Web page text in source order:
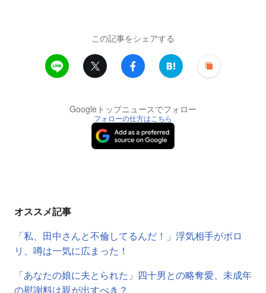
この記事をシェアする
Googleトップニュースでフォロー
フォローの仕方はこちら
オススメ記事
「私、田中さんと不倫してるんだ！」浮気相手がポロ
リ、噂は一気に広まった！
「あなたの娘に夫とられた」四十男との略奪愛、未成年
の慰謝料は親が出すべき？